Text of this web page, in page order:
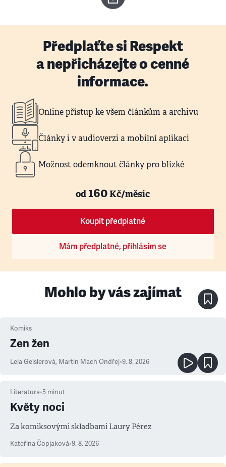
Předplaťte si Respekt
a nepřicházejte o cenné
informace.
Online přístup ke všem článkům a archivu
Články i v audioverzi a mobilní aplikaci
Možnost odemknout články pro blízké
od160Kč/měsíc
Koupit předplatné
Mám předplatné, přihlásím se
Mohlo by vás zajímat
Komiks
Zen žen
Lela Geislerová, Martin Mach Ondřej•9. 8. 2026
Literatura•5 minut
Květy noci
Za komiksovými skladbami Laury Pérez
Kateřina Čopjaková•9. 8. 2026